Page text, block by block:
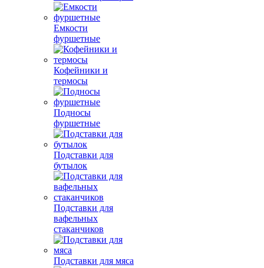
Емкости
фуршетные
Кофейники и
термосы
Подносы
фуршетные
Подставки для
бутылок
Подставки для
вафельных
стаканчиков
Подставки для мяса